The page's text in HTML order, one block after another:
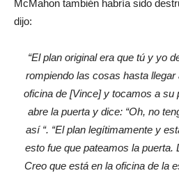
McMahon también habría sido
dijo:
“El plan original era que tú y yo
rompiendo las cosas hasta
oficina de [Vince] y tocamos a su
abre la puerta y dice: “Oh, no
así “. “El plan legítimamente y
esto fue que pateamos la puerta.
Creo que está en la oficina de la